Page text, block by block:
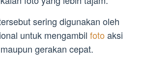
sering digunakan oleh
untuk mengambil foto aksi
gerakan cepat.